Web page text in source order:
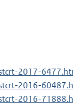
2017-
2016-
2016-